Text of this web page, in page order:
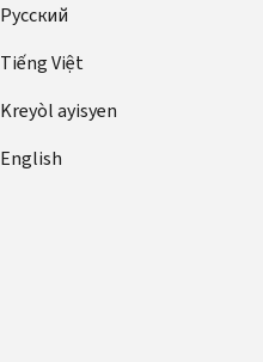
Pусский
Tiếng Việt
Kreyòl ayisyen
English